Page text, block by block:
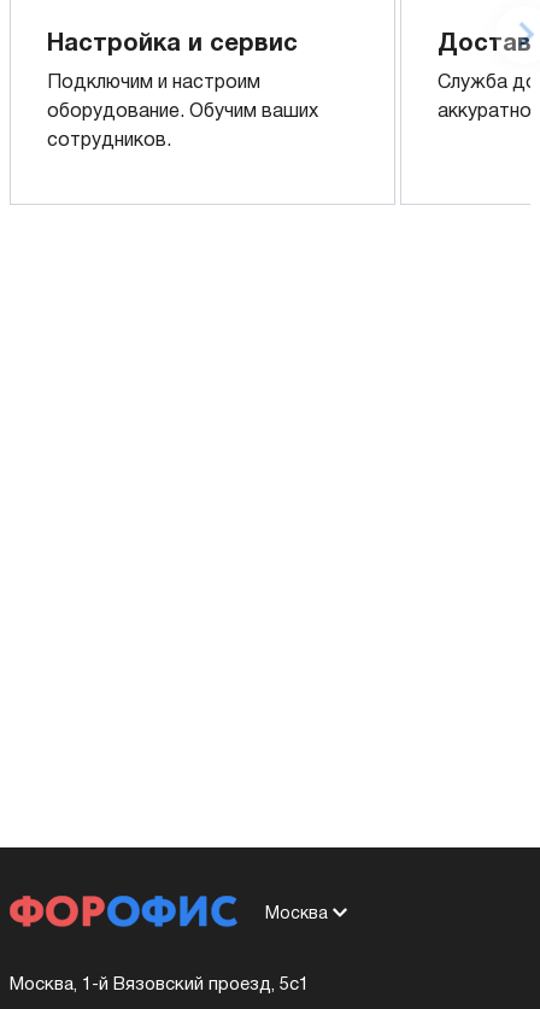
Настройка и сервис
Подключим и настроим
оборудование. Обучим ваших
сотрудников.
Служба
аккуратно
Москва
Москва, 1-й Вязовский проезд, 5с1